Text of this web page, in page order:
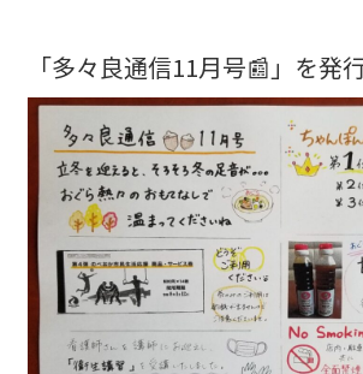
「多々良通信11月号📰」を発